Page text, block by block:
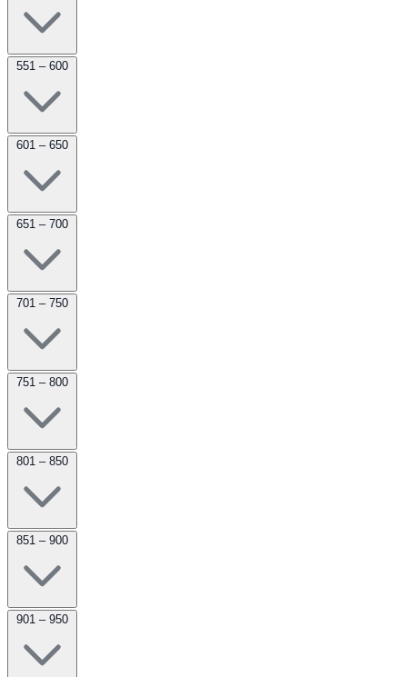
551 – 600
601 – 650
651 – 700
701 – 750
751 – 800
801 – 850
851 – 900
901 – 950